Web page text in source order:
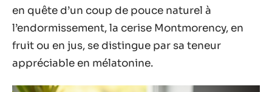
en quête d’un coup de pouce naturel à
l’endormissement, la cerise Montmorency, en
fruit ou en jus, se distingue par sa teneur
appréciable en mélatonine.